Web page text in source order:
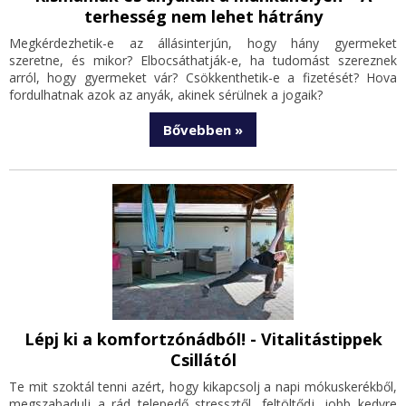
terhesség nem lehet hátrány
Megkérdezhetik-e az állásinterjún, hogy hány gyermeket
szeretne, és mikor? Elbocsáthatják-e, ha tudomást szereznek
arról, hogy gyermeket vár? Csökkenthetik-e a fizetését? Hova
fordulhatnak azok az anyák, akinek sérülnek a jogaik?
Bővebben »
Lépj ki a komfortzónádból! - Vitalitástippek
Csillától
Te mit szoktál tenni azért, hogy kikapcsolj a napi mókuskerékből,